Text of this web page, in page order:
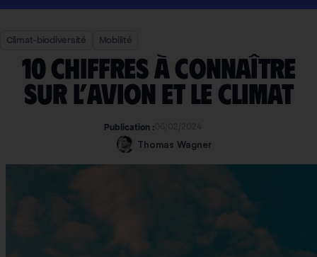
Climat-biodiversité Mobilité
10 chiffres à connaître
sur l’avion et le climat
Publication :
Thomas Wagner